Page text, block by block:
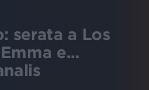
serata a Los
e...